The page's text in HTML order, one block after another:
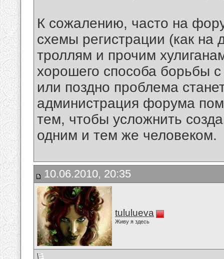
К сожалению, часто на
схемы регистрации (как на
троллям и прочим
хорошего способа борьбы
или поздно проблема
администрация форума
тем, чтобы усложнить
одним и тем же человеком.
10.06.2010, 20:35
tululueva
Живу я здесь